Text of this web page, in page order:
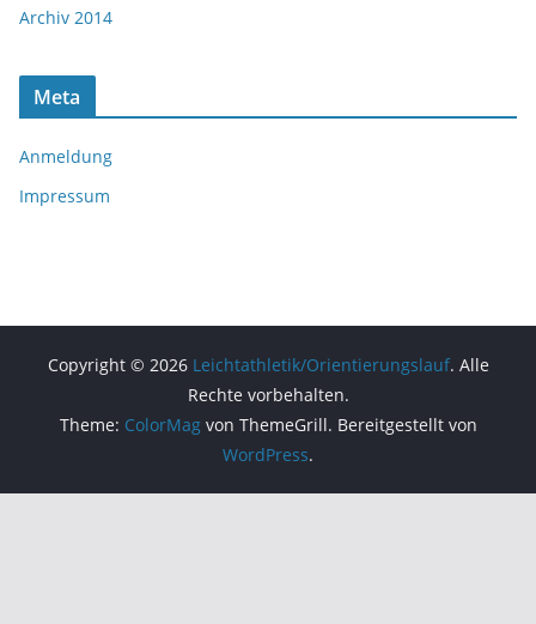
Archiv 2014
Meta
Anmeldung
Impressum
Copyright © 2026 Leichtathletik/Orientierungslauf. Alle
Rechte vorbehalten.
Theme: ColorMagvon ThemeGrill. Bereitgestellt von
WordPress.